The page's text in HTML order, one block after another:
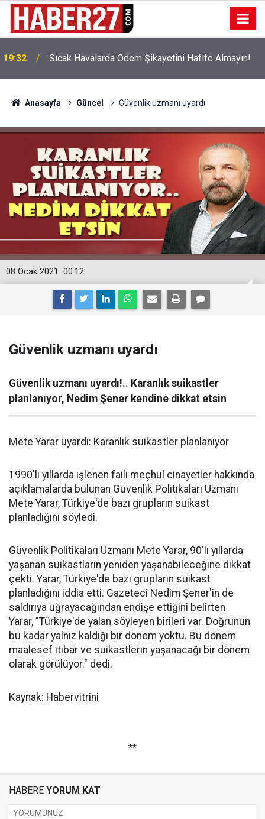
19:32 Sıcak Havalarda Ödem Şikayetini Hafife Almayın!
Anasayfa Güncel Güvenlik uzmanı uyardı
00:12
08 Ocak 2021
Güvenlik uzmanı uyardı
Güvenlik uzmanı uyardı!.. Karanlık suikastler
planlanıyor, Nedim Şener kendine dikkat etsin
Mete Yarar uyardı: Karanlık suikastler planlanıyor
1990'lı yıllarda işlenen faili meçhul cinayetler hakkında
açıklamalarda bulunan Güvenlik Politikaları Uzmanı
Mete Yarar, Türkiye'de bazı grupların suikast
planladığını söyledi.
Güvenlik Politikaları Uzmanı Mete Yarar, 90'lı yıllarda
yaşanan suikastların yeniden yaşanabileceğine dikkat
çekti. Yarar, Türkiye'de bazı grupların suikast
planladığını iddia etti. Gazeteci Nedim Şener'in de
saldırıya uğrayacağından endişe ettiğini belirten
Yarar, "Türkiye'de yalan söyleyen birileri var. Doğrunun
bu kadar yalnız kaldığı bir dönem yoktu. Bu dönem
maalesef itibar ve suikastlerin yaşanacağı bir dönem
olarak görülüyor." dedi.
Kaynak: Habervitrini
**
HABERE YORUM KAT